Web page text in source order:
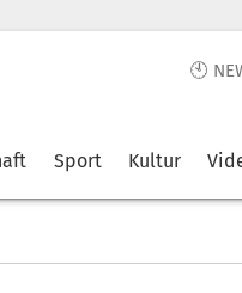
🕙
Sport Kultur